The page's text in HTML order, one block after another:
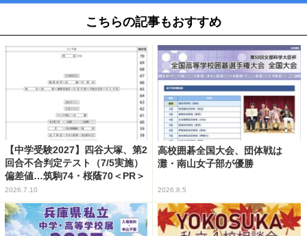
こちらの記事もおすすめ
【中学受験2027】四谷大塚、第2
回合不合判定テスト（7/5実施）
偏差値…筑駒74・桜蔭70＜PR＞
2026.7.10
高校囲碁全国大会、団体戦は
灘・南山女子部が優勝
2026.8.5